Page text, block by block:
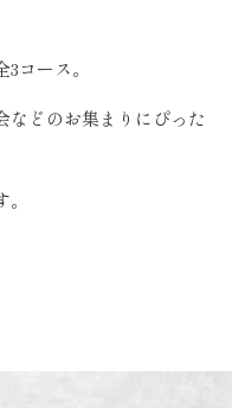
コース。
などのお集まりにぴった